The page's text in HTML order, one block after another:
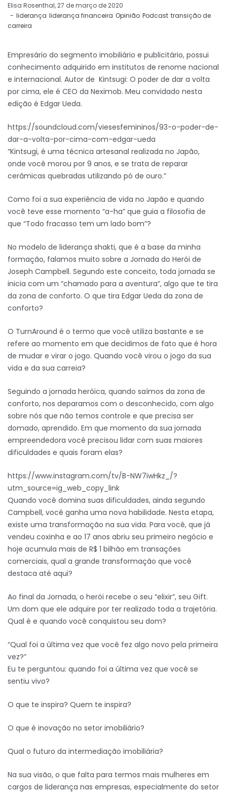
by
Elisa Rosenthal 27 de março de 2020
liderança liderança financeira Opinião Podcast transição de
carreira
Empresário do segmento imobiliário e publicitário, possui
conhecimento adquirido em institutos de renome nacional
e internacional. Autor de Kintsugi: O poder de dar a volta
por cima, ele é CEO da Neximob. Meu convidado nesta
edição é Edgar Ueda.
https://soundcloud.com/viesesfemininos/93-o-poder-de-
dar-a-volta-por-cima-com-edgar-ueda
“Kintsugi, é uma técnica artesanal realizada no Japão,
onde você morou por 9 anos, e se trata de reparar
cerâmicas quebradas utilizando pó de ouro.”
Como foi a sua experiência de vida no Japão e quando
você teve esse momento “a-ha” que guia a filosofia de
que “Todo fracasso tem um lado bom”?
No modelo de liderança shakti, que é a base da minha
formação, falamos muito sobre a Jornada do Herói de
Joseph Campbell. Segundo este conceito, toda jornada se
inicia com um “chamado para a aventura”, algo que te tira
da zona de conforto. O que tira Edgar Ueda da zona de
conforto?
O TurnAround é o termo que você utiliza bastante e se
refere ao momento em que decidimos de fato que é hora
de mudar e virar o jogo. Quando você virou o jogo da sua
vida e da sua carreia?
Seguindo a jornada heróica, quando saímos da zona de
conforto, nos deparamos com o desconhecido, com algo
sobre nós que não temos controle e que precisa ser
domado, aprendido. Em que momento da sua jornada
empreendedora você precisou lidar com suas maiores
dificuldades e quais foram elas?
https://www.instagram.com/tv/B-NW7iwHkz_/?
utm_source=ig_web_copy_link
Quando você domina suas dificuldades, ainda segundo
Campbell, você ganha uma nova habilidade. Nesta etapa,
existe uma transformação na sua vida. Para você, que já
vendeu coxinha e ao 17 anos abriu seu primeiro negócio e
hoje acumula mais de R$ 1 bilhão em transações
comerciais, qual a grande transformação que você
destaca até aqui?
Ao final da Jornada, o herói recebe o seu “elixir”, seu Gift.
Um dom que ele adquire por ter realizado toda a trajetória.
Qual é e quando você conquistou seu dom?
“Qual foi a última vez que você fez algo novo pela primeira
vez?”
Eu te perguntou: quando foi a última vez que você se
sentiu vivo?
O que te inspira? Quem te inspira?
O que é inovação no setor imobiliário?
Qual o futuro da intermediação imobiliária?
Na sua visão, o que falta para termos mais mulheres em
cargos de liderança nas empresas, especialmente do setor